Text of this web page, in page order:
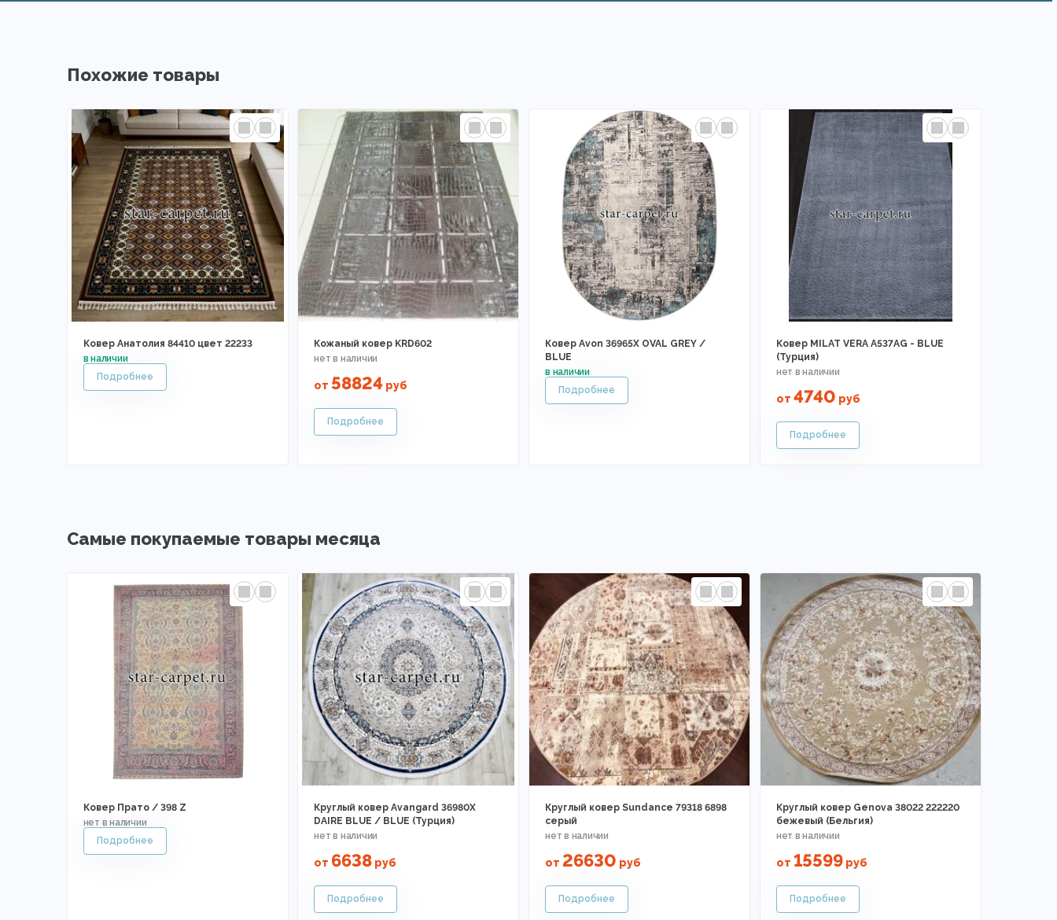
Похожие товары
Ковер Анатолия 84410 цвет 22233 Кожаный ковер KRD602
от 58824 руб
Ковер Avon 36965X OVAL GREY /
BLUE
Ковер MILAT VERA A537AG - BLUE
(Турция)
от 4740 руб
Самые покупаемые товары месяца
Ковер Прато / 398 Z
Круглый ковер Avangard 36980X
DAIRE BLUE / BLUE (Турция)
от 6638 руб
Круглый ковер Sundance 79318 6898
серый
от 26630 руб
Круглый ковер Genova 38022 222220
бежевый (Бельгия)
от 15599руб